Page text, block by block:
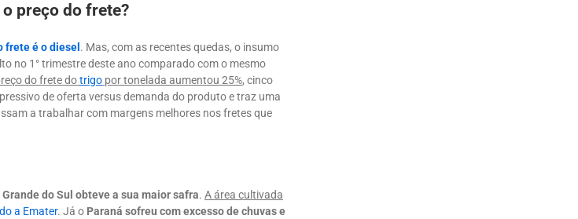
preço do frete?
frete é o diesel . Mas, com as recentes quedas, o insumo
no 1° trimestre deste ano comparado com o mesmo
do frete dotrigo por tonelada aumentou 25%, cinco
de oferta versus demanda do produto e traz uma
a trabalhar com margens melhores nos fretes que
Grande do Sul obteve a sua maior safra. A área cultivada
a Emater. Já o Paraná sofreu com excesso de chuvas e